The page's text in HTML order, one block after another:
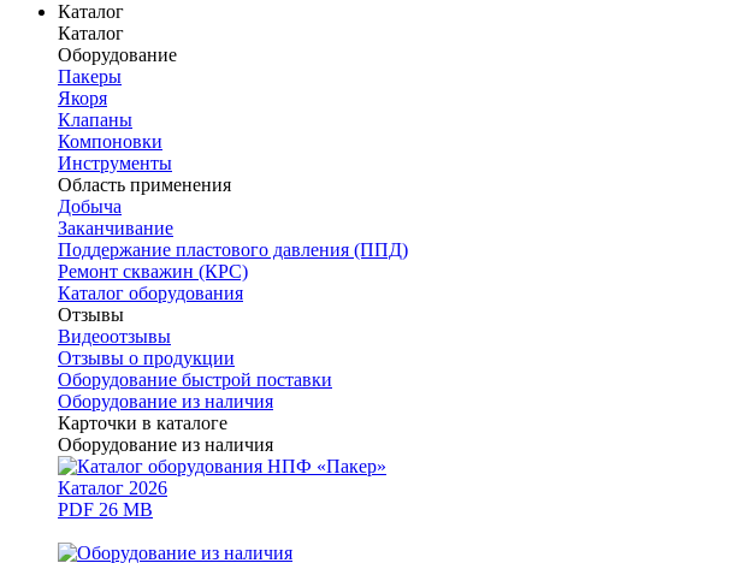
Каталог
Каталог
Оборудование
Пакеры
Якоря
Клапаны
Компоновки
Инструменты
Область применения
Добыча
Заканчивание
Поддержание пластового давления (ППД)
Ремонт скважин (КРС)
Каталог оборудования
Отзывы
Видеоотзывы
Отзывы о продукции
Оборудование быстрой поставки
Оборудование из наличия
Карточки в каталоге
Оборудование из наличия
Каталог 2026
PDF 26 MB